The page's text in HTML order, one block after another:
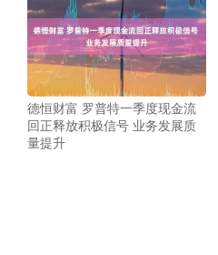
德恒财富 罗普特一季度现金流
回正释放积极信号 业务发展质
量提升